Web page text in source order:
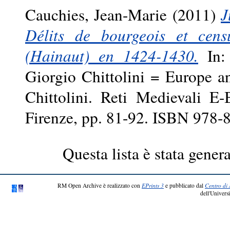
Cauchies, Jean-Marie (2011)
Délits de bourgeois et
(Hainaut) en 1424-1430.
Giorgio Chittolini = Europe
Chittolini. Reti Medievali E-
Firenze, pp. 81-92. ISBN 978-
Questa lista è stata
RM Open Archive è realizzato con EPrints 3 e pubblicato dal Centro di